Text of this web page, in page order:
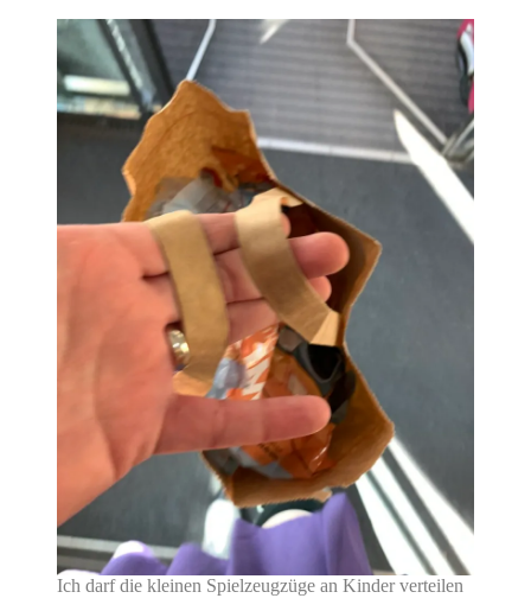
Ich darf die kleinen Spielzeugzüge an Kinder verteilen